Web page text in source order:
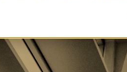
Turnaround,